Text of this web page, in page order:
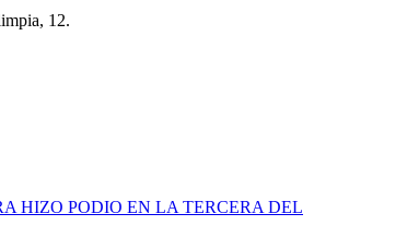
12.
HIZO PODIO EN LA TERCERA DEL